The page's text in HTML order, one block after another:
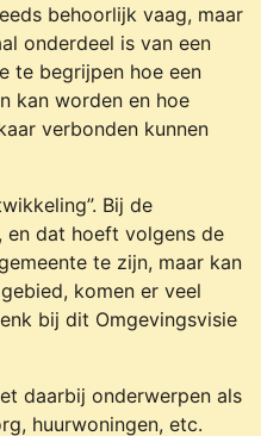
behoorlijk vaag, maar
onderdeel is van een
te begrijpen hoe een
kan worden en hoe
verbonden kunnen
Bij de
en dat hoeft volgens de
te zijn, maar kan
komen er veel
bij dit Omgevingsvisie
daarbij onderwerpen als
huurwoningen, etc.